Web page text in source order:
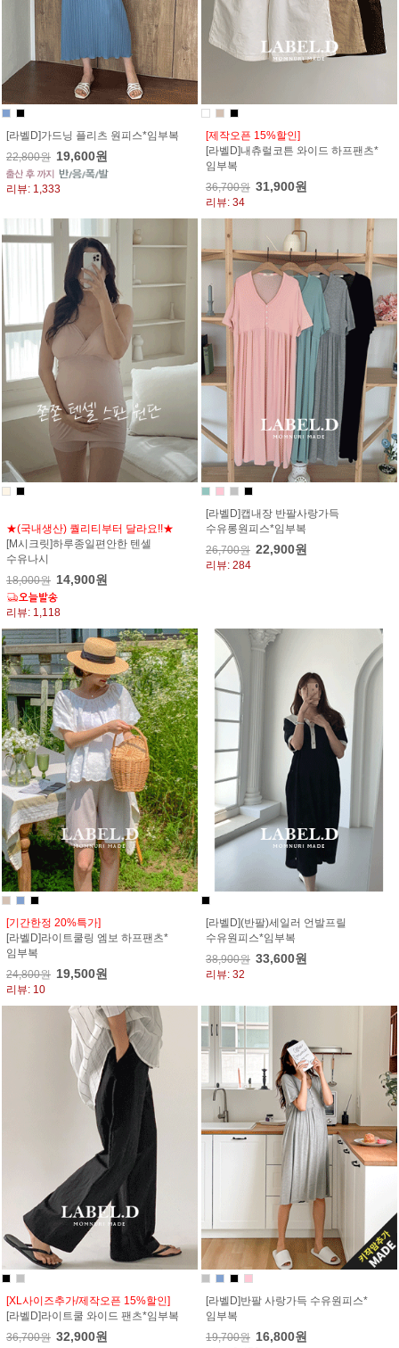
[라벨D]가드닝 플리츠 원피스*임부복
22,800원 19,600원
리뷰: 1,333
[제작오픈 15%할인]
[라벨D]내츄럴코튼 와이드 하프팬츠*
임부복
36,700원 31,900원
리뷰: 34
★(국내생산) 퀄리티부터 달라요!!★
[M시크릿]하루종일편안한 텐셀
수유나시
18,000원 14,900원
리뷰: 1,118
[라벨D]캡내장 반팔사랑가득
수유롱원피스*임부복
26,700원 22,900원
리뷰: 284
[기간한정 20%특가]
[라벨D]라이트쿨링 엠보 하프팬츠*
임부복
24,800원 19,500원
리뷰: 10
[라벨D](반팔)세일러 언발프릴
수유원피스*임부복
38,900원 33,600원
리뷰: 32
[XL사이즈추가/제작오픈 15%할인]
[라벨D]라이트쿨 와이드 팬츠*임부복
36,700원 32,900원
[라벨D]반팔 사랑가득 수유원피스*
임부복
19,700원 16,800원